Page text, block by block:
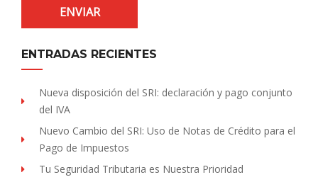
ENTRADAS RECIENTES
Nueva disposición del SRI: declaración y pago conjunto
del IVA
Nuevo Cambio del SRI: Uso de Notas de Crédito para el
Pago de Impuestos
Tu Seguridad Tributaria es Nuestra Prioridad